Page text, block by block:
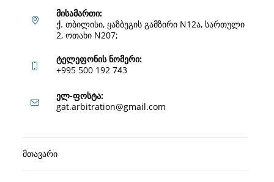
მისამართი:
ქ. თბილისი, ყაზბეგის გამზირი N12ა, სართული
2, ოთახი N207;
ტელეფონის ნომერი:
+995 500 192 743
in
application
ელ-ფოსტა:
gat.arbitration@gmail.com
მთავარი